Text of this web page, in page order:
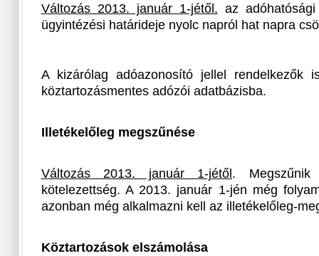
Változás 2013. január 1-jétől. az
ügyintézési határideje nyolc napról hat napra
A kizárólag adóazonosító jellel rendelkezők
köztartozásmentes adózói adatbázisba.
Illetékelőleg megszűnése
Változás 2013. január 1-jétől . Megszűnik
kötelezettség. A 2013. január 1-jén még
azonban még alkalmazni kell az illetékelőleg-
Köztartozások elszámolása